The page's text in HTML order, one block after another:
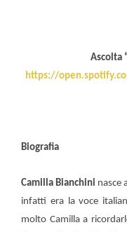
Ascolta
https://
Biografia
Camilla Bianchini nasce
infatti era la voce
molto Camilla a